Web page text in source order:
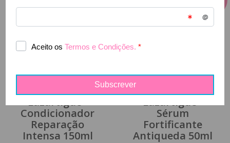
Lazartigue -
Condicionador
Reparação
Intensa 150ml
Lazartigue -
Sérum
Fortificante
Antiqueda 50ml